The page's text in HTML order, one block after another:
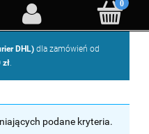
DHL) dla zamówień od
podane kryteria.